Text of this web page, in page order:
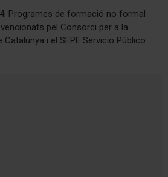
Programes de formació no formal
pel Consorci per a la
i el SEPE Servicio Público